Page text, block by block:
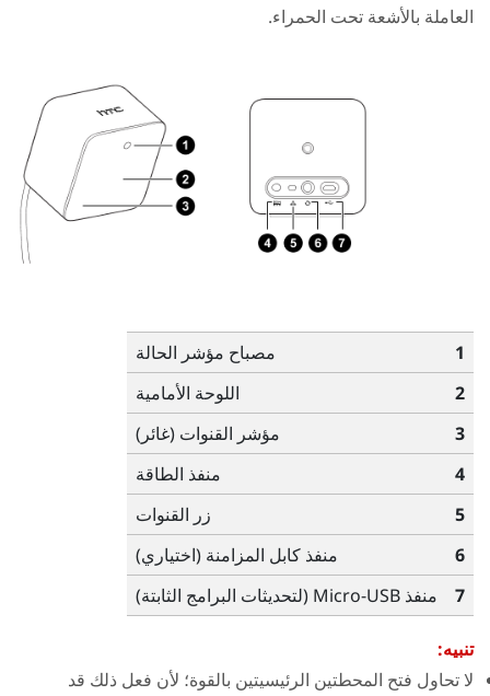
العاملة بالأشعة تحت الحمراء.
1
مصباح مؤشر الحالة
2
اللوحة الأمامية
3
مؤشر القنوات (غائر)
4
منفذ الطاقة
5
زر القنوات
6
منفذ كابل المزامنة (اختياري)
7
منفذ Micro-USB (لتحديثات البرامج الثابتة)
تنبيه:
لا تحاول فتح المحطتين الرئيسيتين بالقوة؛ لأن فعل ذلك قد